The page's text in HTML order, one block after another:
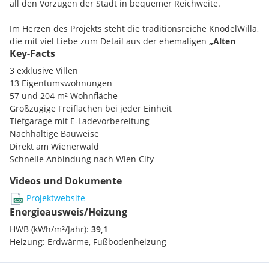
all den Vorzügen der Stadt in bequemer Reichweite.
Im Herzen des Projekts steht die traditionsreiche KnödelWilla,
die mit viel Liebe zum Detail aus der ehemaligen „Alten
Knödelhütte"
die beiden Neubauten WanderWilla und WaldWilla, die sich
harmonisch in das Landschaftsbild einfügen. Das Ergebnis:
ein Wohnprojekt, das die Geschichte des Ortes respektiert
und zugleich Maßstäbe für nachhaltige, energieeffiziente
Bauweise setzt.
WILLA ist mehr als Wohnen – es ist ein Statement für
Lebensqualität im Einklang mit Natur und Architektur.
Die 13 Eigentumswohnungen von WILLA sind so vielfältig wie
ihre Bewohner. Von kompakten 57 m² bis hin zu großzügigen
204 m² eröffnen sie unterschiedlichste Lebensräume – für
Singles, Paare oder Familien.
Jede Wohnung überzeugt durch erstklassige Ausstattung,
Key-Facts
3 exklusive Villen
13 Eigentumswohnungen
57 und 204 m² Wohnfläche
Großzügige Freiflächen bei jeder Einheit
Tiefgarage mit E-Ladevorbereitung
Nachhaltige Bauweise
Direkt am Wienerwald
Schnelle Anbindung nach Wien City
Videos und Dokumente
Projektwebsite
Energieausweis/Heizung
HWB (kWh/m²/Jahr): 39,1
Heizung: Erdwärme, Fußbodenheizung